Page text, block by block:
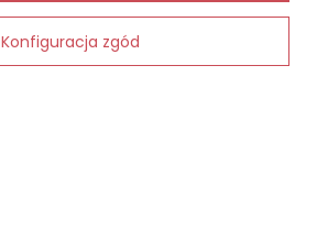
Dodaj do koszyka
Konfiguracja zgód